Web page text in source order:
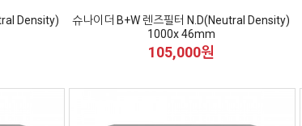
Density)
슈나이더 B+W 렌즈필터 N.D(Neutral Density)
1000x 46mm
105,000원